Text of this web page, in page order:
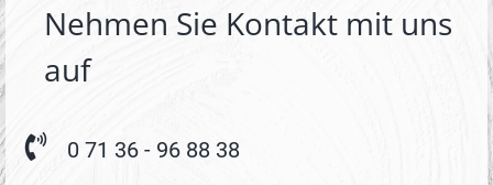
Nehmen Sie Kontakt mit uns
auf
0 71 36 - 96 88 38